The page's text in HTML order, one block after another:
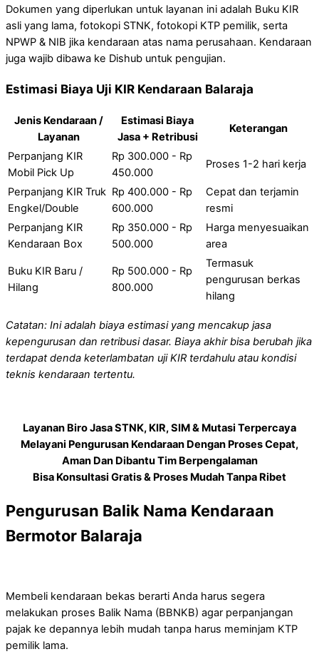
Dokumen yang diperlukan untuk layanan ini adalah Buku KIR
asli yang lama, fotokopi STNK, fotokopi KTP pemilik, serta
NPWP & NIB jika kendaraan atas nama perusahaan. Kendaraan
juga wajib dibawa ke Dishub untuk pengujian.
Estimasi Biaya Uji KIR Kendaraan Balaraja
Jenis Kendaraan /
Layanan
Estimasi Biaya
Jasa + Retribusi
Keterangan
Perpanjang KIR
Mobil Pick Up
Rp 300.000 - Rp
450.000
Proses 1-2 hari kerja
Perpanjang KIR Truk
Engkel/Double
Rp 400.000 - Rp
600.000
Cepat dan terjamin
resmi
Perpanjang KIR
Kendaraan Box
Rp 350.000 - Rp
500.000
Harga menyesuaikan
area
Buku KIR Baru /
Hilang
Rp 500.000 - Rp
800.000
Termasuk
pengurusan berkas
hilang
Catatan: Ini adalah biaya estimasi yang mencakup jasa
kepengurusan dan retribusi dasar. Biaya akhir bisa berubah jika
terdapat denda keterlambatan uji KIR terdahulu atau kondisi
teknis kendaraan tertentu.
Layanan Biro Jasa STNK, KIR, SIM & Mutasi Terpercaya
Melayani Pengurusan Kendaraan Dengan Proses Cepat,
Aman Dan Dibantu Tim Berpengalaman
Bisa Konsultasi Gratis & Proses Mudah Tanpa Ribet
Pengurusan Balik Nama Kendaraan
Bermotor Balaraja
Membeli kendaraan bekas berarti Anda harus segera
melakukan proses Balik Nama (BBNKB) agar perpanjangan
pajak ke depannya lebih mudah tanpa harus meminjam KTP
pemilik lama.